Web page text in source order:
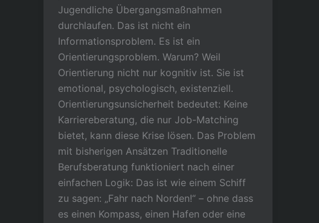
Jugendliche Übergangsmaßnahmen
durchlaufen. Das ist nicht ein
Informationsproblem. Es ist ein
Orientierungsproblem. Warum? Weil
Orientierung nicht nur kognitiv ist. Sie ist
emotional, psychologisch, existenziell.
Orientierungsunsicherheit bedeutet: Keine
Karriereberatung, die nur Job-Matching
bietet, kann diese Krise lösen. Das Problem
mit bisherigen Ansätzen Traditionelle
Berufsberatung funktioniert nach einer
einfachen Logik: Das ist wie einem Schiff
zu sagen: „Fahr nach Norden!“ – ohne dass
es einen Kompass, einen Hafen oder eine